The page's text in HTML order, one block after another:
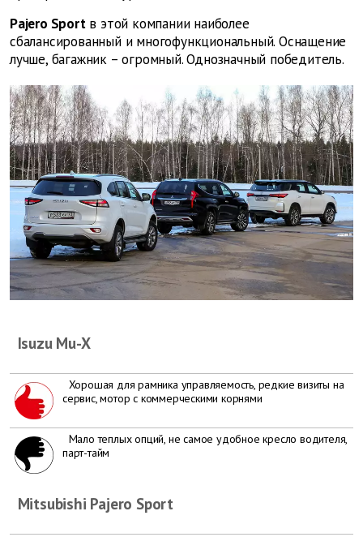
Pajero Sportв этой компании наиболее
сбалансированный и многофункциональный. Оснащение
лучше, багажник – огромный. Однозначный победитель.
Isuzu Mu-X
Хорошая для рамника управляемость, редкие визиты на
сервис, мотор с коммерческими корнями
Мало теплых опций, не самое удобное кресло водителя,
парт-тайм
Mitsubishi Pajero Sport